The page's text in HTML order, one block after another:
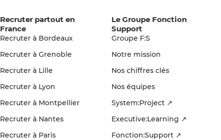
Recruter partout en
France
Recruter à Bordeaux
Recruter à Grenoble
Recruter à Lille
Recruter à Lyon
Recruter à Montpellier
Recruter à Nantes
Recruter à Paris
Le Groupe Fonction
Support
Groupe F:S
Notre mission
Nos chiffres clés
Nos équipes
System:Project ↗
Executive:Learning ↗
Fonction:Support ↗